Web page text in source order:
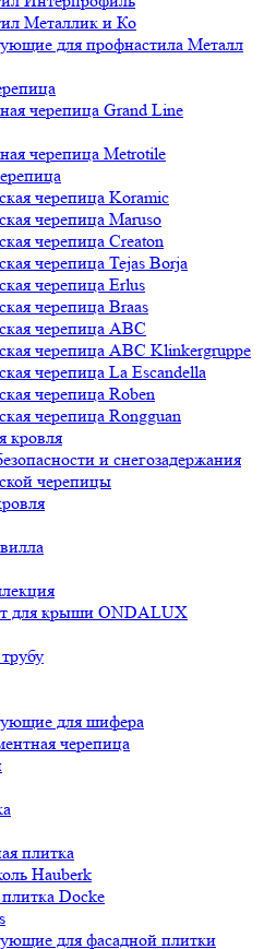
Металлик и Ко
для профнастила Металл
черепица Grand Line
черепица Metrotile
черепица Koramic
черепица Maruso
черепица Creaton
черепица Tejas Borja
черепица Erlus
черепица Braas
черепица ABC
черепица ABC Klinkergruppe
черепица La Escandella
черепица Roben
черепица Rongguan
кровля
и снегозадержания
черепицы
для крыши ONDALUX
для шифера
черепица
плитка
Hauberk
Docke
для фасадной плитки